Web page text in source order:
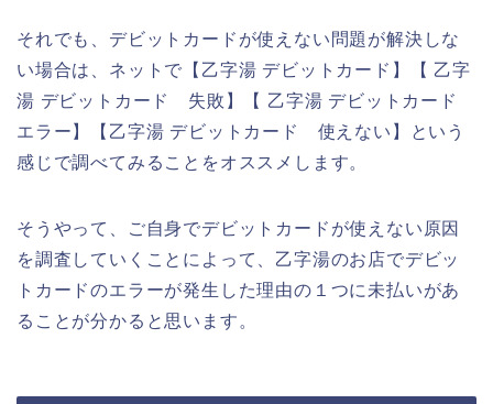
それでも、デビットカードが使えない問題が解決しな
い場合は、ネットで【乙字湯 デビットカード】【 乙字
湯 デビットカード 失敗】【 乙字湯 デビットカード
エラー】【乙字湯 デビットカード 使えない】という
感じで調べてみることをオススメします。
そうやって、ご自身でデビットカードが使えない原因
を調査していくことによって、乙字湯のお店でデビッ
トカードのエラーが発生した理由の１つに未払いがあ
ることが分かると思います。